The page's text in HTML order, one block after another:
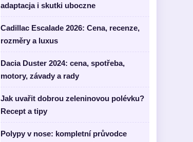
adaptacja i skutki uboczne
Cadillac Escalade 2026: Cena, recenze,
rozměry a luxus
Dacia Duster 2024: cena, spotřeba,
motory, závady a rady
Jak uvařit dobrou zeleninovou polévku?
Recept a tipy
Polypy v nose: kompletní průvodce